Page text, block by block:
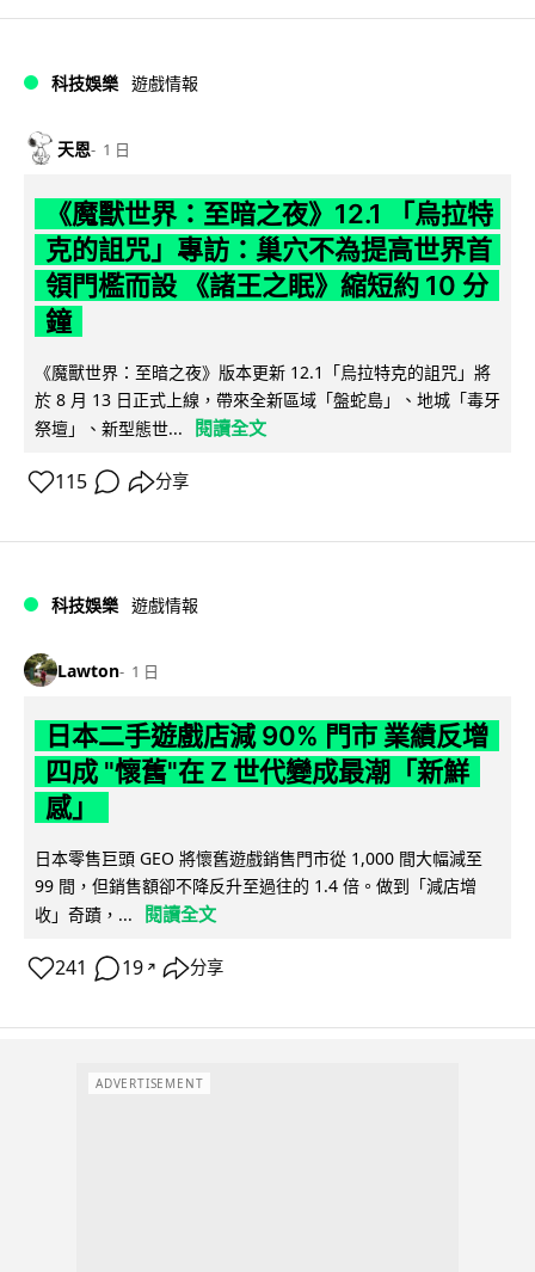
科技娛樂 遊戲情報
天恩 1 日
《魔獸世界：至暗之夜》12.1 「烏拉特
克的詛咒」專訪：巢穴不為提高世界首
領門檻而設 《諸王之眠》縮短約 10 分
鐘
《魔獸世界：至暗之夜》版本更新 12.1「烏拉特克的詛咒」將
於 8 月 13 日正式上線，帶來全新區域「盤蛇島」、地城「毒牙
祭壇」、新型態世...
閱讀全文
115 分享
科技娛樂 遊戲情報
Lawton 1 日
日本二手遊戲店減 90% 門市 業績反增
四成 "懷舊"在 Z 世代變成最潮「新鮮
感」
日本零售巨頭 GEO 將懷舊遊戲銷售門市從 1,000 間大幅減至
99 間，但銷售額卻不降反升至過往的 1.4 倍。做到「減店增
收」奇蹟，...
閱讀全文
241 19 ↗ 分享
ADVERTISEMENT